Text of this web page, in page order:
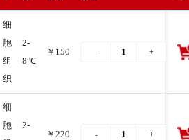
细
胞
组
织
2-
8℃
￥150
细
胞
2-
￥220